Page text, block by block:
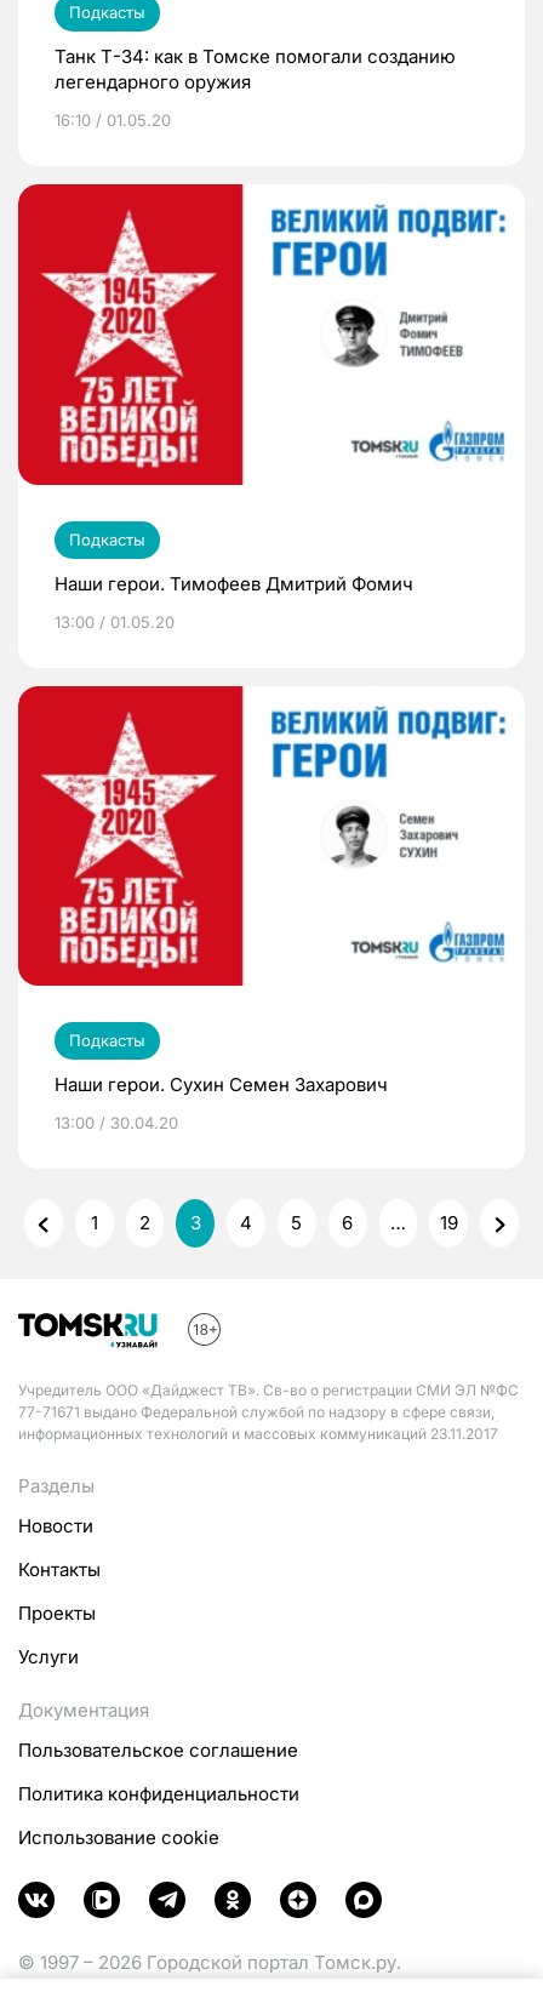
Подкасты
Танк Т-34: как в Томске помогали созданию
легендарного оружия
16:10 / 01.05.20
Подкасты
Наши герои. Тимофеев Дмитрий Фомич
13:00 / 01.05.20
Подкасты
Наши герои. Сухин Семен Захарович
13:00 / 30.04.20
1 2 3 4 5 6 … 19
Учредитель ООО «Дайджест ТВ». Св-во о регистрации СМИ ЭЛ №ФС
77-71671 выдано Федеральной службой по надзору в сфере связи,
информационных технологий и массовых коммуникаций 23.11.2017
Разделы
Новости
Контакты
Проекты
Услуги
Документация
Пользовательское соглашение
Политика конфиденциальности
Использование cookie
© 1997 – 2026 Городской портал Томск.ру.